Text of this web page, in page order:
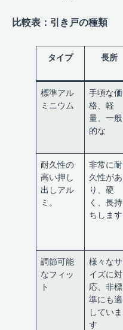
比較表：引き戸の種類
タイプ 長所
標準アル
ミニウム
手頃な価
格、軽
量、一般
的な
耐久性の
高い押し
出しアル
ミ。
非常に耐
久性があ
り、硬
く、長持
ちします
調節可能
なフィッ
ト
様々なサ
イズに対
応、非標
準にも適
していま
す